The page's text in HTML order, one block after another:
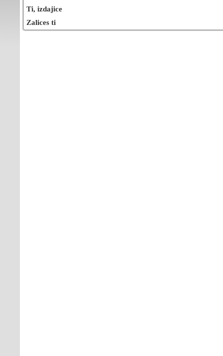
Ti, izdajice
Zalices ti